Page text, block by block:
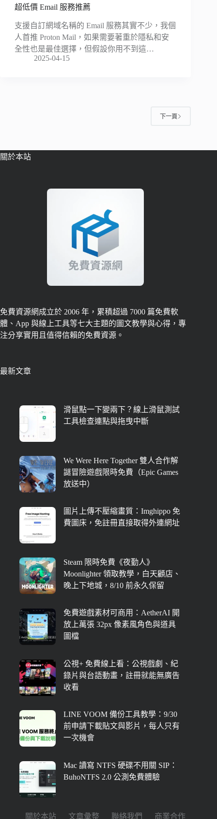
超低價 Email 服務推薦
支援自訂網域名稱的 Email 服務其實不少，我個
人首推 Proton Mail，如果需要著重於隱私和安
全性也是最佳選擇，但假設你用不到這…
2025-04-15
下一頁
關於本站
免費資源網成立於 2006 年，累積超過 7000 篇免費軟
體、App 與線上工具等七大主題的圖文教學與心得，專
注分享實用且值得信賴的免費資源。
最新文章
滑鼠點一下變兩下？線上滑鼠測試
工具檢查連點與拖曳中斷
We Were Here Together 雙人合作解
謎冒險遊戲限時免費（Epic Games
放送中）
圖片上傳不壓縮畫質：Imghippo 免
費圖床，免註冊直接取得外連網址
Steam 限時免費《夜勤人》
Moonlighter 領取教學，白天顧店、
晚上下地城，8/10 前永久保留
免費遊戲素材可商用：AetherAI 開
放上萬張 32px 像素風角色與道具
圖檔
公視+ 免費線上看：公視戲劇、紀
錄片與台語動畫，註冊就能無廣告
收看
LINE VOOM 備份工具教學：9/30
前申請下載貼文與影片，每人只有
一次機會
Mac 讀寫 NTFS 硬碟不用關 SIP：
BuhoNTFS 2.0 公測免費體驗
關於本站 文章彙整 聯絡我們 商業合作